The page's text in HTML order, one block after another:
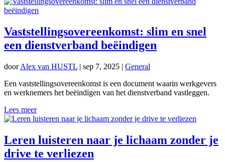
Vaststellingsovereenkomst: slim en snel
een dienstverband beëindigen
doorAlex van HUSTL | sep 7, 2025 | General
Een vaststellingsovereenkomst is een document waarin werkgevers
en werknemers het beëindigen van het dienstverband vastleggen.
Lees meer
Leren luisteren naar je lichaam zonder je
drive te verliezen